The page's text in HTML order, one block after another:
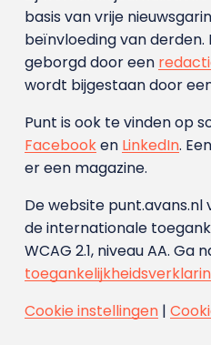
basis van vrije
beïnvloeding van derden.
geborgd door een
wordt bijgestaan door
Punt is ook te vinden op
Facebooken LinkedIn.
er een magazine.
De website
de internationale
WCAG 2.1, niveau AA. Ga
Cookie instellingen|